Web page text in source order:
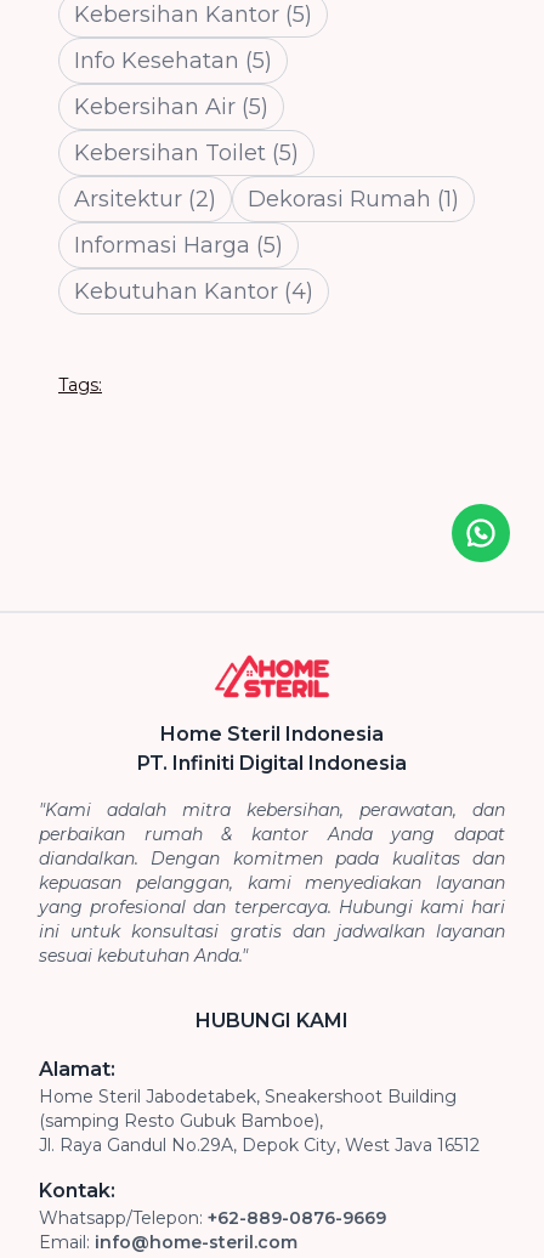
Kebersihan Kantor (5)
Info Kesehatan (5)
Kebersihan Air (5)
Kebersihan Toilet (5)
Arsitektur (2) Dekorasi Rumah (1)
Informasi Harga (5)
Kebutuhan Kantor (4)
Tags:
Icon
Home Steril Indonesia
PT. Infiniti Digital Indonesia
"Kami adalah mitra kebersihan, perawatan, dan
perbaikan rumah & kantor Anda yang dapat
diandalkan. Dengan komitmen pada kualitas dan
kepuasan pelanggan, kami menyediakan layanan
yang profesional dan terpercaya. Hubungi kami hari
ini untuk konsultasi gratis dan jadwalkan layanan
sesuai kebutuhan Anda."
HUBUNGI KAMI
Alamat:
Home Steril Jabodetabek, Sneakershoot Building
(samping Resto Gubuk Bamboe),
Jl. Raya Gandul No.29A, Depok City, West Java 16512
Kontak:
Whatsapp/Telepon: +62-889-0876-9669
Email: info@home-steril.com